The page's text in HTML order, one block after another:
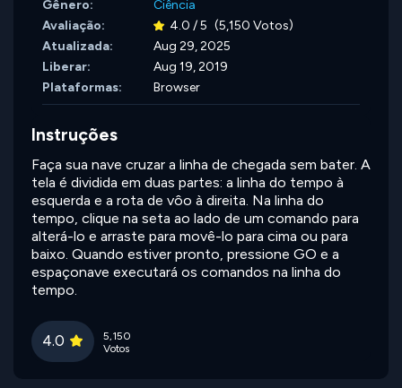
Gênero:
Ciência
Avaliação:
4.0 / 5 (5,150 Votos)
Atualizada:
Aug 29, 2025
Liberar:
Aug 19, 2019
Plataformas:
Browser
Instruções
Faça sua nave cruzar a linha de chegada sem bater. A
tela é dividida em duas partes: a linha do tempo à
esquerda e a rota de vôo à direita. Na linha do
tempo, clique na seta ao lado de um comando para
alterá-lo e arraste para movê-lo para cima ou para
baixo. Quando estiver pronto, pressione GO e a
espaçonave executará os comandos na linha do
tempo.
4.0
5,150
Votos